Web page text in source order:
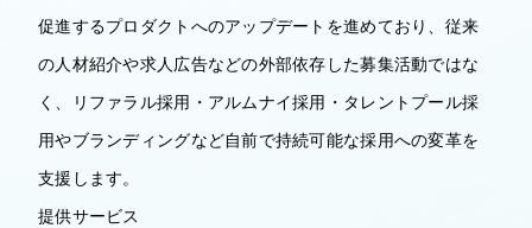
促進するプロダクトへのアップデートを進めており、従来
の人材紹介や求人広告などの外部依存した募集活動ではな
く、リファラル採用・アルムナイ採用・タレントプール採
用やブランディングなど自前で持続可能な採用への変革を
支援します。
提供サービス